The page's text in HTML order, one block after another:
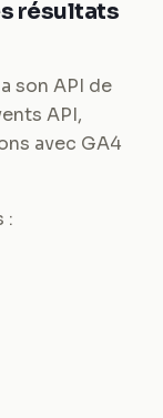
résultats
son API de
API,
avec GA4
: